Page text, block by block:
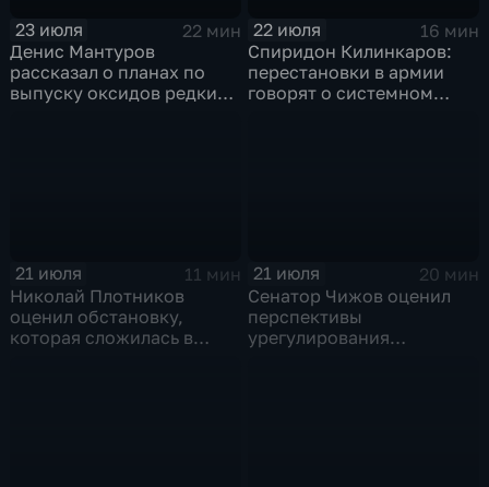
23 июля
22 мин
Денис Мантуров
рассказал о планах по
выпуску оксидов редких
22 июля
16 мин
Спиридон Килинкаров:
перестановки в армии
говорят о системном
21 июля
11 мин
Николай Плотников
оценил обстановку,
которая сложилась в
21 июля
20 мин
Сенатор Чижов оценил
перспективы
урегулирования